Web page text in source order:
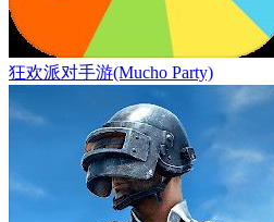
狂欢派对手游(Mucho Party)